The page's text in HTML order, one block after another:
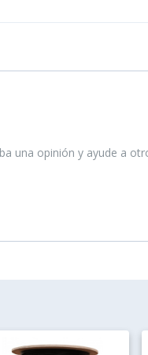
una opinión y ayude a